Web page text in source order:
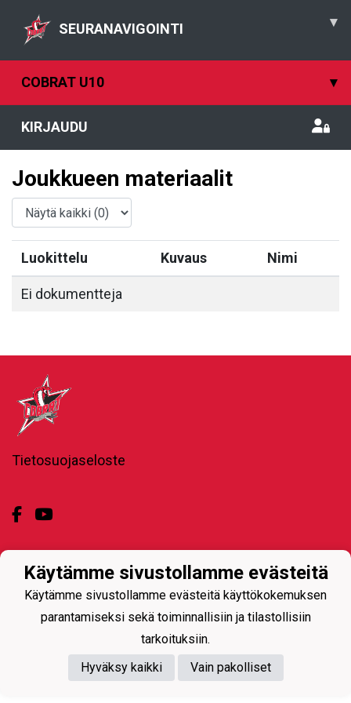
SEURANAVIGOINTI ▾
COBRAT U10 ▾
KIRJAUDU
Joukkueen materiaalit
Luokittelu Kuvaus Nimi
Ei dokumentteja
Tietosuojaseloste
Powered by
Käytämme sivustollamme evästeitä
Käytämme sivustollamme evästeitä käyttökokemuksen
parantamiseksi sekä toiminnallisiin ja tilastollisiin
tarkoituksiin.
Hyväksy kaikki
Vain pakolliset